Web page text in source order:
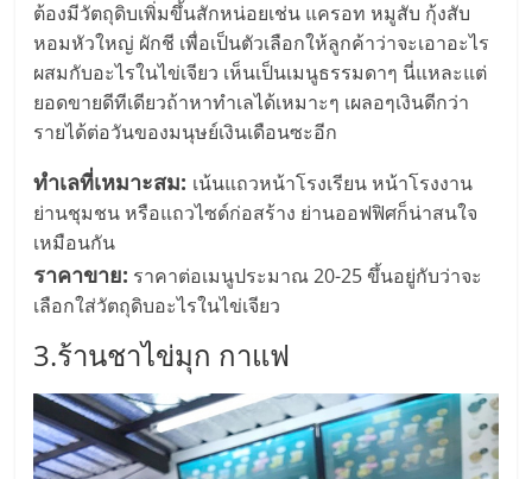
ที่
ปรึกษา
การ
ลงทุน
และ
ขยาย
สา
ต้องมีวัตถุดิบเพิ่มขึ้นสักหน่อยเช่น แครอท หมูสับ กุ้งสับ
หอมหัวใหญ่ ผักชี เพื่อเป็นตัวเลือกให้ลูกค้าว่าจะเอาอะไร
ผสมกับอะไรในไข่เจียว เห็นเป็นเมนูธรรมดาๆ นี่แหละแต่
ยอดขายดีทีเดียวถ้าหาทำเลได้เหมาะๆ เผลอๆเงินดีกว่า
รายได้ต่อวันของมนุษย์เงินเดือนซะอีก
ทำเลที่เหมาะสม: เน้นแถวหน้าโรงเรียน หน้าโรงงาน
ย่านชุมชน หรือแถวไซด์ก่อสร้าง ย่านออฟฟิศก็น่าสนใจ
เหมือนกัน
ราคาขาย: ราคาต่อเมนูประมาณ 20-25 ขึ้นอยู่กับว่าจะ
เลือกใส่วัตถุดิบอะไรในไข่เจียว
3.ร้านชาไข่มุก กาแฟ